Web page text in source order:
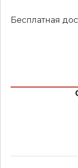
Бесплатная